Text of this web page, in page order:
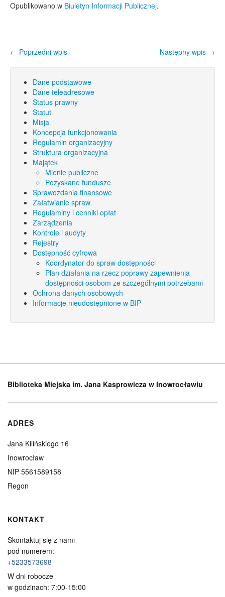
Opublikowano w Biuletyn Informacji Publicznej.
Nawigacja wpisu
Następny wpis →
← Poprzedni wpis
Dane podstawowe
Dane teleadresowe
Status prawny
Statut
Misja
Koncepcja funkcjonowania
Regulamin organizacyjny
Struktura organizacyjna
Majątek
Mienie publiczne
Pozyskane fundusze
Sprawozdania finansowe
Załatwianie spraw
Regulaminy i cenniki opłat
Zarządzenia
Kontrole i audyty
Rejestry
Dostępność cyfrowa
Koordynator do spraw dostępności
Plan działania na rzecz poprawy zapewnienia
dostępności osobom ze szczególnymi potrzebami
Ochrona danych osobowych
Informacje nieudostępnione w BIP
Biblioteka Miejska im. Jana Kasprowicza w Inowrocławiu
ADRES
Jana Kilińskiego 16
Inowrocław
NIP 5561589158
Regon
KONTAKT
Skontaktuj się z nami
pod numerem:
+5233573698
W dni robocze
w godzinach: 7:00-15:00